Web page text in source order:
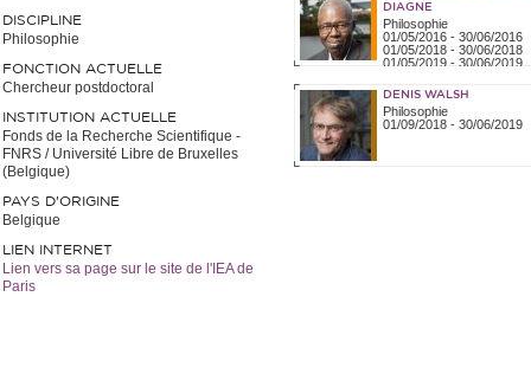
DISCIPLINE
Philosophie
FONCTION ACTUELLE
Chercheur postdoctoral
INSTITUTION ACTUELLE
Fonds de la Recherche Scientifique -
FNRS / Université Libre de Bruxelles
(Belgique)
PAYS D'ORIGINE
Belgique
LIEN INTERNET
Lien vers sa page sur le site de l'IEA de
Paris
DIAGNE
Philosophie
01/05/2016- 30/06/2016
01/05/2018- 30/06/2018
01/05/2019- 30/06/2019
DENIS WALSH
Philosophie
01/09/2018- 30/06/2019